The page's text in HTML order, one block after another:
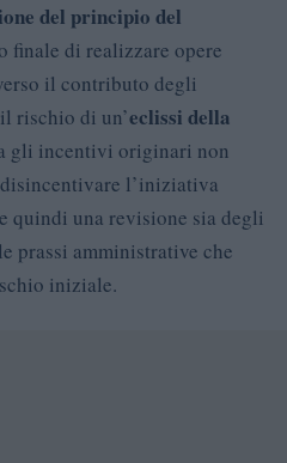
del principio del
finale di realizzare opere
il contributo degli
rischio di un’eclissi della
gli incentivi originari non
l’iniziativa
quindi una revisione sia degli
prassi amministrative che
iniziale.